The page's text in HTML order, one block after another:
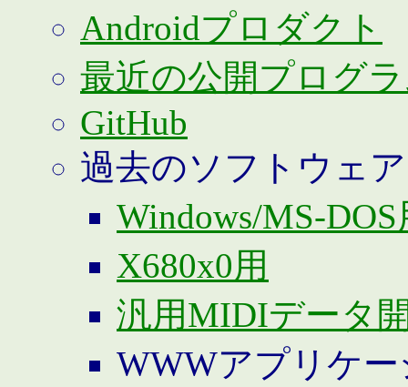
Androidプロダクト
最近の公開プログ
GitHub
過去のソフトウェア
Windows/MS-DOS
X680x0用
汎用MIDIデータ
WWWアプリケ